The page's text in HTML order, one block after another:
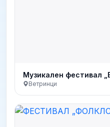
Музикален фестивал
Ветринци